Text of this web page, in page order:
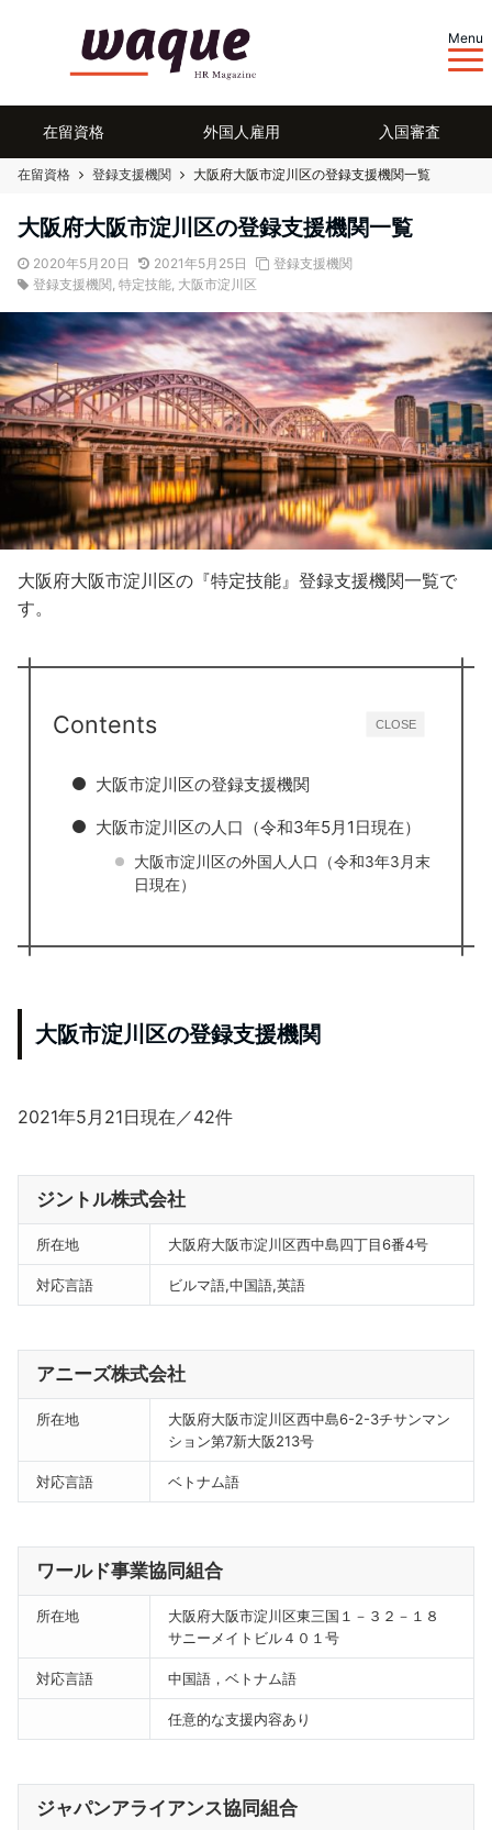
Menu
在留資格 外国人雇用 入国審査
在留資格 登録支援機関 大阪府大阪市淀川区の登録支援機関一覧
大阪府大阪市淀川区の登録支援機関一覧
2020年5月20日 2021年5月25日
登録支援機関
登録支援機関, 特定技能, 大阪市淀川区
大阪府大阪市淀川区の『特定技能』登録支援機関一覧で
す。
CLOSE
Contents
大阪市淀川区の登録支援機関
大阪市淀川区の人口（令和3年5月1日現在）
大阪市淀川区の外国人人口（令和3年3月末
日現在）
大阪市淀川区の登録支援機関
2021年5月21日現在／42件
ジントル株式会社
所在地 大阪府大阪市淀川区西中島四丁目6番4号
対応言語 ビルマ語,中国語,英語
アニーズ株式会社
所在地
大阪府大阪市淀川区西中島6-2-3チサンマン
ション第7新大阪213号
対応言語 ベトナム語
ワールド事業協同組合
所在地
大阪府大阪市淀川区東三国１－３２－１８
サニーメイトビル４０１号
対応言語 中国語，ベトナム語
任意的な支援内容あり
ジャパンアライアンス協同組合